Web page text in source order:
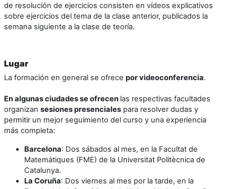
de resolución de ejercicios consisten en vídeos explicativos
sobre ejercicios del tema de la clase anterior, publicados la
semana siguiente a la clase de teoría.
Lugar
La formación en general se ofrece por videoconferencia.
En algunas ciudades se ofrecen las respectivas facultades
organizan sesiones presenciales para resolver dudas y
permitir un mejor seguimiento del curso y una experiencia
más completa:
Barcelona: Dos sábados al mes, en la Facultat de
Matemàtiques (FME) de la Universitat Politècnica de
Catalunya.
La Coruña: Dos viernes al mes por la tarde, en la